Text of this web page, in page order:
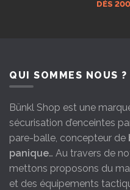
DÉS
QUI SOMMES NOUS ?
Bünkl Shop est une
sécurisation d’enceintes
pare-balle, concepteur de
panique… Au travers de
mettons proposons du
et des équipements